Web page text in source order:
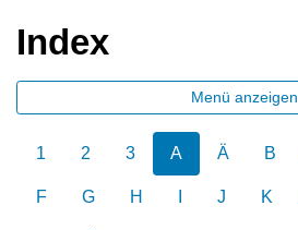
Index
Menü anzeigen
1 2 3 A Ä B
F G H J K